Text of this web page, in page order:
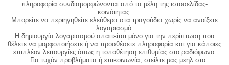
πληροφορία συνδιαμορφώνονται από τα μέλη της ιστοσελίδας-
κοινότητας.
Μπορείτε να περιηγηθείτε ελεύθερα στα τραγούδια χωρίς να ανοίξετε
λογαριασμό.
Η δημιουργία λογαριασμού απαιτείται μόνο για την περίπτωση που
θέλετε να μορφοποιήσετε ή να προσθέσετε πληροφορία και για κάποιες
επιπλέον λειτουργίες όπως η τοποθέτηση επιθυμίας στο ραδιόφωνο.
Για τυχόν προβλήματα ή επικοινωνία, στείλτε μας μεηλ στο